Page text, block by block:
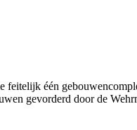
één
gevorderd door de